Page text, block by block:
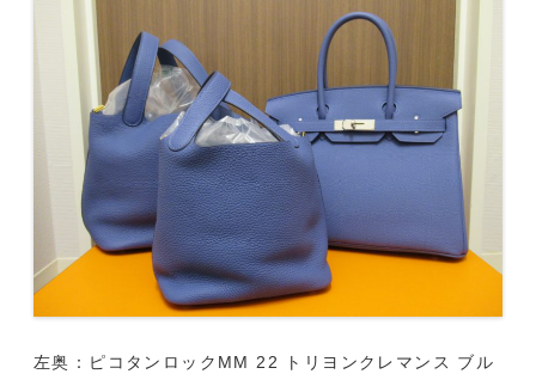
左奥：ピコタンロックMM 22 トリヨンクレマンス ブル